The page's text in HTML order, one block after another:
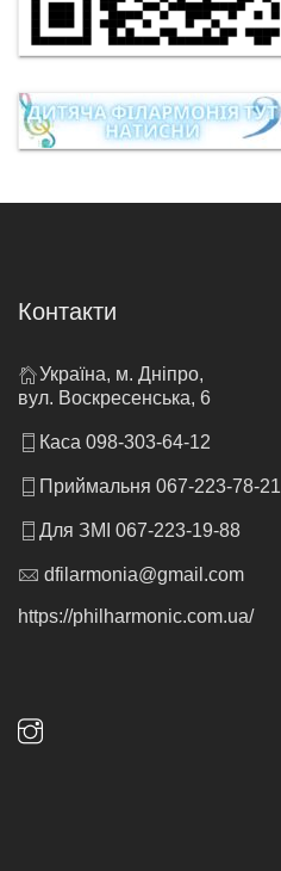
Контакти
Україна, м. Дніпро,
вул. Воскресенська, 6
Каса 098-303-64-12
Приймальня 067-223-78-21
Для ЗМІ 067-223-19-88
dfilarmonia@gmail.com
https://philharmonic.com.ua/